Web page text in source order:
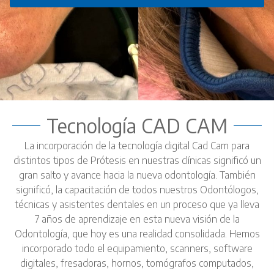
Tecnología CAD CAM
La incorporación de la tecnología digital Cad Cam para
distintos tipos de Prótesis en nuestras clínicas significó un
gran salto y avance hacia la nueva odontología. También
significó, la capacitación de todos nuestros Odontólogos,
técnicas y asistentes dentales en un proceso que ya lleva
7 años de aprendizaje en esta nueva visión de la
Odontología, que hoy es una realidad consolidada. Hemos
incorporado todo el equipamiento, scanners, software
digitales, fresadoras, hornos, tomógrafos computados,